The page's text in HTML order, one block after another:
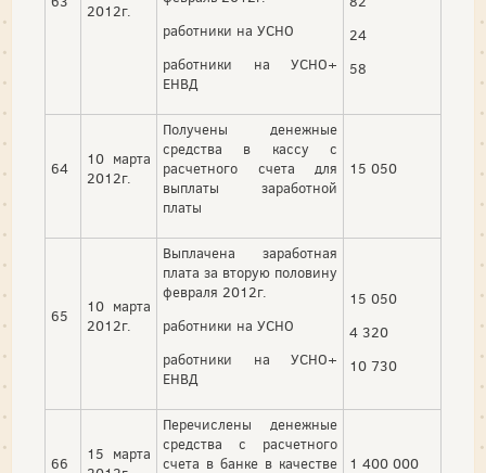
2012г.
работники на УСНО
работники на УСНО+
ЕНВД
24
58
64
10 марта
2012г.
Получены денежные
средства в кассу с
расчетного счета для
выплаты заработной
платы
15 050
65
10 марта
2012г.
Выплачена заработная
плата за вторую половину
февраля 2012г.
работники на УСНО
работники на УСНО+
ЕНВД
15 050
4 320
10 730
66
15 марта
Перечислены денежные
средства с расчетного
счета в банке в качестве
1 400 000